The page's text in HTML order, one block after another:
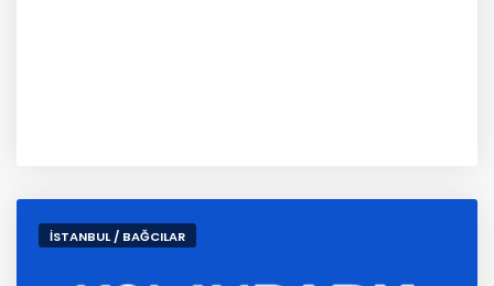
İSTANBUL / BAĞCILAR